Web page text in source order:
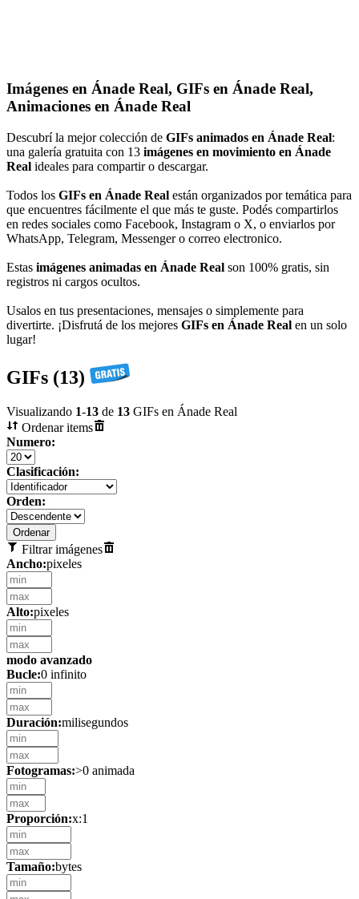
Imágenes en Ánade Real, GIFs en Ánade Real,
Animaciones en Ánade Real
Descubrí la mejor colección de GIFs animados en Ánade Real:
una galería gratuita con 13 imágenes en movimiento en Ánade
Real ideales para compartir o descargar.
Todos los GIFs en Ánade Real están organizados por temática para
que encuentres fácilmente el que más te guste. Podés compartirlos
en redes sociales como Facebook, Instagram o X, o enviarlos por
WhatsApp, Telegram, Messenger o correo electronico.
Estas imágenes animadas en Ánade Real son 100% gratis, sin
registros ni cargos ocultos.
Usalos en tus presentaciones, mensajes o simplemente para
divertirte. ¡Disfrutá de los mejores GIFs en Ánade Real en un solo
lugar!
GIFs (13)
Visualizando 1-13 de 13 GIFs en Ánade Real
Ordenar items
Numero:
Clasificación:
Orden:
Filtrar imágenes
Ancho:pixeles
Alto:pixeles
modo avanzado
Bucle:0 infinito
Duración:milisegundos
Fotogramas:>0 animada
Proporción:x:1
Tamaño:bytes